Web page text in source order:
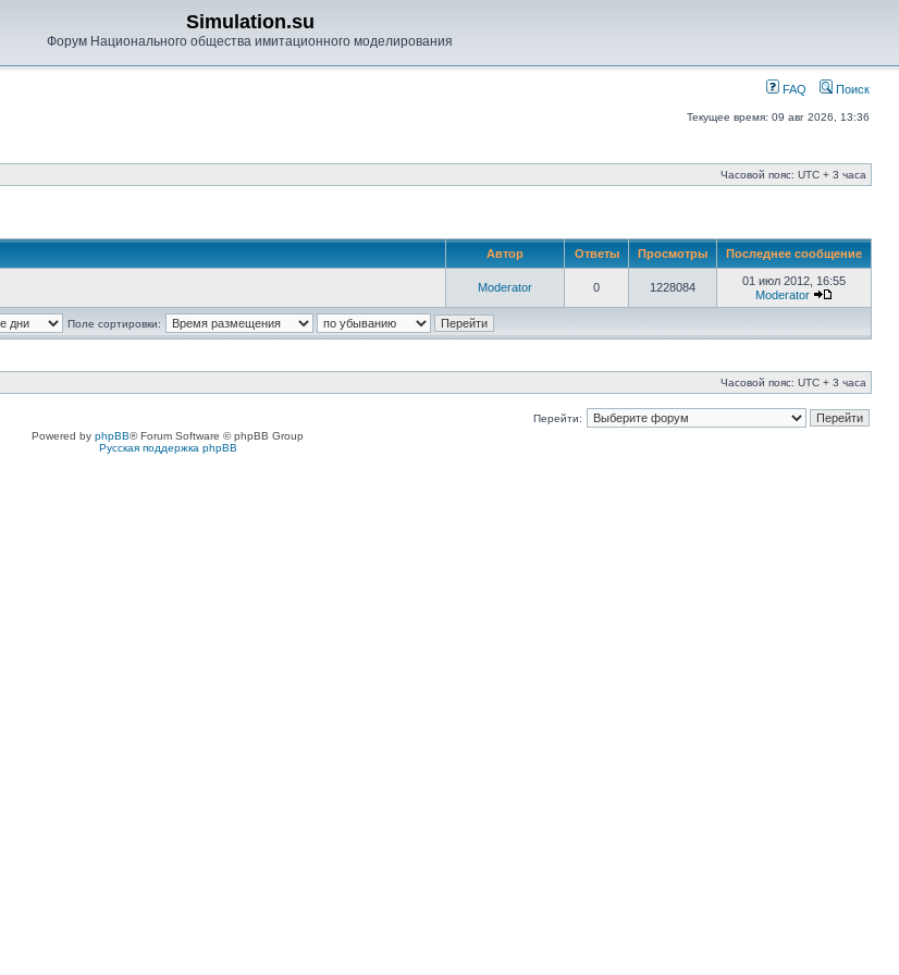
Simulation.su
Форум Национального общества имитационного моделирования
FAQ Поиск
Текущее время: 09 авг 2026, 13:36
Часовой пояс: UTC + 3 часа
Автор Ответы Просмотры Последнее сообщение
Moderator 0 1228084
01 июл 2012, 16:55
Moderator
Поле сортировки:
Часовой пояс: UTC + 3 часа
Перейти:
Powered by phpBB® Forum Software © phpBB Group
Русская поддержка phpBB